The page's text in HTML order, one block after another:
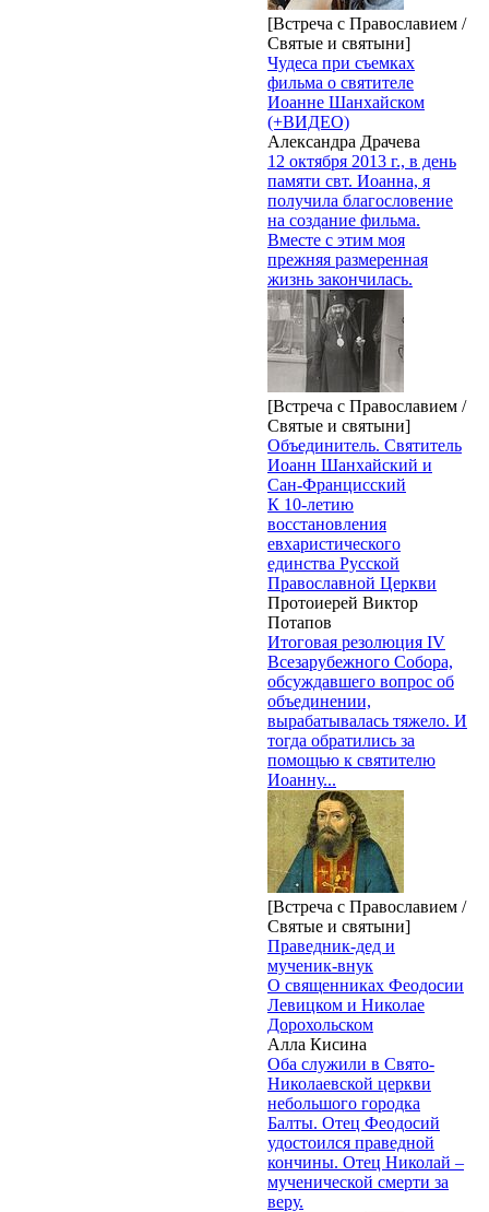
[Встреча с Православием /
Святые и святыни]
Чудеса при съемках
фильма о святителе
Иоанне Шанхайском
(+ВИДЕО)
Александра Драчева
12 октября 2013 г., в день
памяти свт. Иоанна, я
получила благословение
на создание фильма.
Вместе с этим моя
прежняя размеренная
жизнь закончилась.
[Встреча с Православием /
Святые и святыни]
Объединитель. Святитель
Иоанн Шанхайский и
Сан-Францисский
К 10-летию
восстановления
евхаристического
единства Русской
Православной Церкви
Протоиерей Виктор
Потапов
Итоговая резолюция IV
Всезарубежного Собора,
обсуждавшего вопрос об
объединении,
вырабатывалась тяжело. И
тогда обратились за
помощью к святителю
Иоанну...
[Встреча с Православием /
Святые и святыни]
Праведник-дед и
мученик-внук
О священниках Феодосии
Левицком и Николае
Дорохольском
Алла Кисина
Оба служили в Свято-
Николаевской церкви
небольшого городка
Балты. Отец Феодосий
удостоился праведной
кончины. Отец Николай –
мученической смерти за
веру.